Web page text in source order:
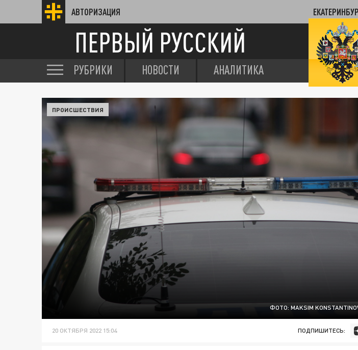
АВТОРИЗАЦИЯ
ПЕРВЫЙ РУССКИЙ
РУБРИКИ НОВОСТИ АНАЛИТИКА
ФОТО: MAKSIM
ПРОИСШЕСТВИЯ
20 ОКТЯБРЯ 2022 15:04 ПОДПИШИТЕСЬ: